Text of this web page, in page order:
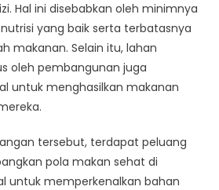
Hal ini disebabkan oleh minimnya
yang baik serta terbatasnya
makanan. Selain itu, lahan
oleh pembangunan juga
untuk menghasilkan makanan
tersebut, terdapat peluang
pola makan sehat di
untuk memperkenalkan bahan